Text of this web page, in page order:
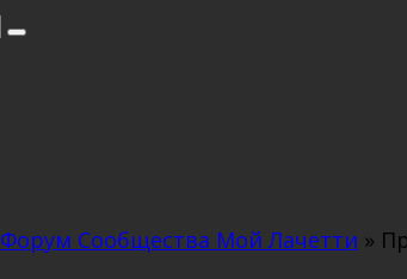
Форум Сообщества Мой Лачетти »